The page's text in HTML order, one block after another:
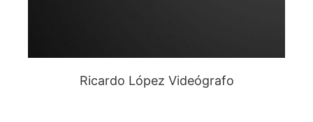
Ricardo López Videógrafo